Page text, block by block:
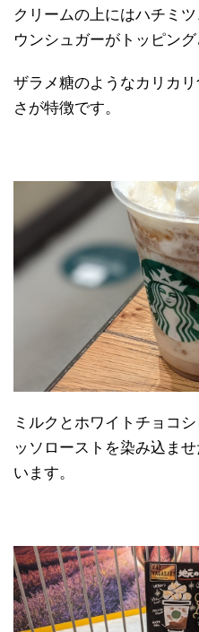
クリームの上にはハチミ
ウンシュガーがトッピング
ザラメ糖のようなカリカ
さが特徴です。
ミルクとホワイトチョコ
ッソローストを染み込ま
います。